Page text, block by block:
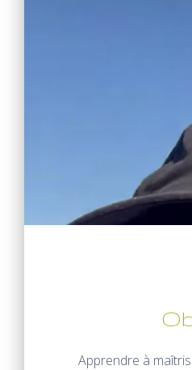
Apprendre à